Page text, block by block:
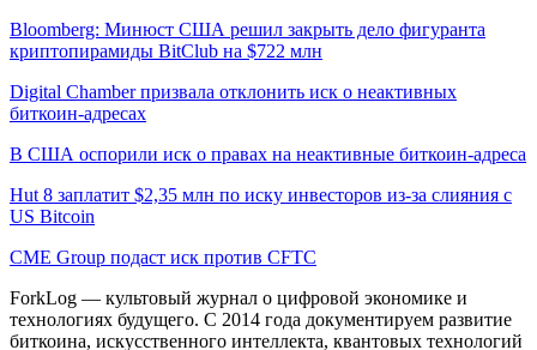
Bloomberg: Минюст США решил закрыть дело фигуранта
криптопирамиды BitClub на $722 млн
Digital Chamber призвала отклонить иск о неактивных
биткоин-адресах
В США оспорили иск о правах на неактивные биткоин-адреса
Hut 8 заплатит $2,35 млн по иску инвесторов из-за слияния с
US Bitcoin
CME Group подаст иск против CFTC
ForkLog — культовый журнал о цифровой экономике и
технологиях будущего. С 2014 года документируем развитие
биткоина, искусственного интеллекта, квантовых технологий